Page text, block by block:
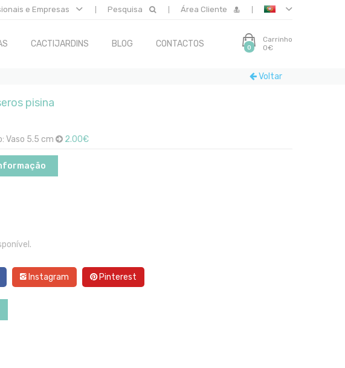
e Empresas Pesquisa Área Cliente
CACTIJARDINS BLOG CONTACTOS 0
Carrinho
0€
Voltar
pisina
Vaso 5.5 cm 2.00€
Instagram Pinterest